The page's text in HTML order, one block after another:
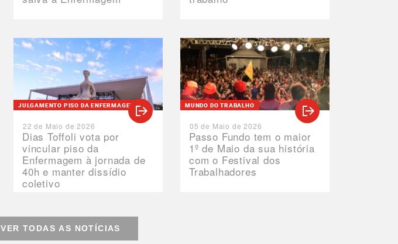
Dias Toffoli vota por
vincular piso da
Enfermagem à jornada de
40h e manter dissídio
coletivo
JULGAMENTO PISO DA ENFERMAGEM
22 de Maio de 2026
Passo Fundo tem o maior
1º de Maio da sua história
com o Festival dos
Trabalhadores
MUNDO DO TRABALHO
05 de Maio de 2026
VER TODAS AS NOTÍCIAS